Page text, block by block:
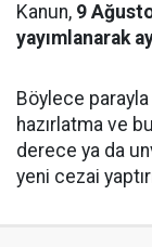
Kanun, 9
yayımlanarak
Böylece
hazırlatma ve
derece ya da
yeni cezai